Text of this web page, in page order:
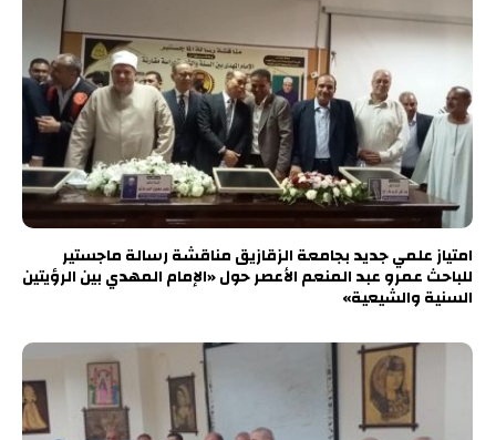
امتياز علمي جديد بجامعة الزقازيق مناقشة رسالة ماجستير
للباحث عمرو عبد المنعم الأعصر حول «الإمام المهدي بين الرؤيتين
السنية والشيعية»